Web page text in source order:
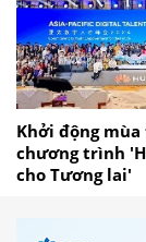
Khởi động
chương trình
cho Tương lai'